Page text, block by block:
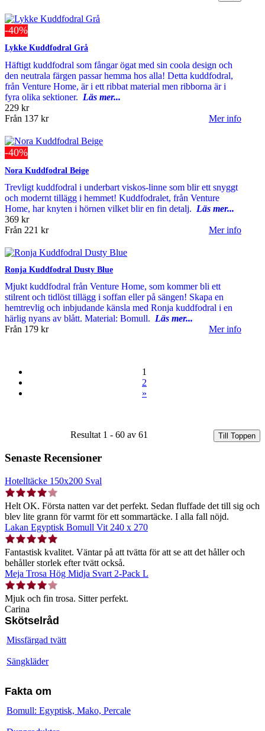
-40%
Lykke Kuddfodral Grå
Häftigt kuddfodral som fångar ögat med sin coola design och
den neutrala färgen passar hemma hos alla! Detta kuddfodral,
från Venture Home, är i ett ribbat material men ribborna är i
fyra olika sektioner. Läs mer...
229 kr
Från 137 kr Mer info
-40%
Nora Kuddfodral Beige
Trevligt kuddfodral i underbart viskos-linne som blir ett snyggt
och modernt tillägg i hemmet! Kuddfodralet, från Venture
Home, har knyten i hörnen vilket blir en fin detalj. Läs mer...
369 kr
Från 221 kr Mer info
Ronja Kuddfodral Dusty Blue
Mjukt kuddfodral från Venture Home, som kommer bli ett
stilrent och tidlöst tillägg i soffan eller på sängen! Skapa en
hemtrevlig och inbjudande känsla med Ronja kuddfodral i en
härlig nyans av blått. Material: Bomull. Läs mer...
Från 179 kr Mer info
1
2
»
Resultat 1 - 60 av 61 Till Toppen
Senaste Recensioner
Hotelltäcke 150x200 Sval
Helt OK. Första natten var det perfekt. Sedan fluffade det till sig och
blev lite grann för varmt för ett sommartäcke. I alla fall nöjd.
Lakan Egyptisk Bomull Vit 240 x 270
Fantastisk kvalitet. Väntar på att tvätta för att se att det håller och
behåller storlek efter tvätt också.
Meja Trosa Hög Midja Svart 2-Pack L
Mjuk och fin trosa. Sitter perfekt.
Carina
Skötselråd
Missfärgad tvätt
Sängkläder
Fakta om
Bomull: Egyptisk, Mako, Percale